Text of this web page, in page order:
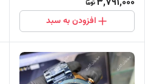
افزودن به سبد